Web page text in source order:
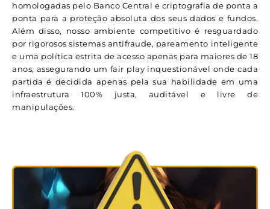
homologadas pelo Banco Central e criptografia de ponta a
ponta para a proteção absoluta dos seus dados e fundos.
Além disso, nosso ambiente competitivo é resguardado
por rigorosos sistemas antifraude, pareamento inteligente
e uma política estrita de acesso apenas para maiores de 18
anos, assegurando um fair play inquestionável onde cada
partida é decidida apenas pela sua habilidade em uma
infraestrutura 100% justa, auditável e livre de
manipulações.